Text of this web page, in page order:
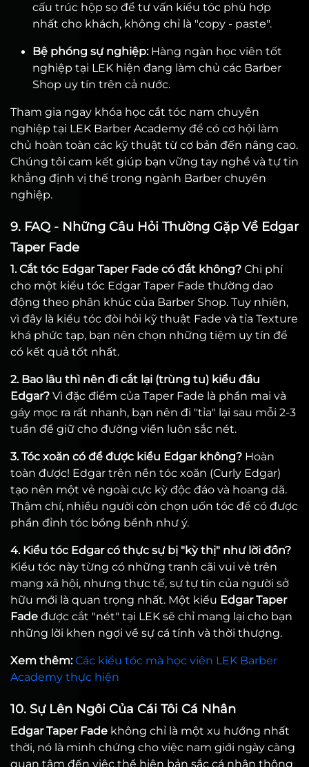
cấu trúc hộp sọ để tư vấn kiểu tóc phù hợp
nhất cho khách, không chỉ là "copy - paste".
Bệ phóng sự nghiệp:Hàng ngàn học viên tốt
nghiệp tại LEK hiện đang làm chủ các Barber
Shop uy tín trên cả nước.
Tham gia ngay khóa học cắt tóc nam chuyên
nghiệp tại LEK Barber Academy để có cơ hội làm
chủ hoàn toàn các kỹ thuật từ cơ bản đến nâng cao.
Chúng tôi cam kết giúp bạn vững tay nghề và tự tin
khẳng định vị thế trong ngành Barber chuyên
nghiệp.
9. FAQ - Những Câu Hỏi Thường Gặp Về Edgar
Taper Fade
1. Cắt tóc Edgar Taper Fade có đắt không? Chi phí
cho một kiểu tóc Edgar Taper Fade thường dao
động theo phân khúc của Barber Shop. Tuy nhiên,
vì đây là kiểu tóc đòi hỏi kỹ thuật Fade và tỉa Texture
khá phức tạp, bạn nên chọn những tiệm uy tín để
có kết quả tốt nhất.
2. Bao lâu thì nên đi cắt lại (trùng tu) kiểu đầu
Edgar? Vì đặc điểm của Taper Fade là phần mai và
gáy mọc ra rất nhanh, bạn nên đi "tỉa" lại sau mỗi 2-3
tuần để giữ cho đường viền luôn sắc nét.
3. Tóc xoăn có để được kiểu Edgar không? Hoàn
toàn được! Edgar trên nền tóc xoăn (Curly Edgar)
tạo nên một vẻ ngoài cực kỳ độc đáo và hoang dã.
Thậm chí, nhiều người còn chọn uốn tóc để có được
phần đỉnh tóc bồng bềnh như ý.
4. Kiểu tóc Edgar có thực sự bị "kỳ thị" như lời đồn?
Kiểu tóc này từng có những tranh cãi vui vẻ trên
mạng xã hội, nhưng thực tế, sự tự tin của người sở
hữu mới là quan trọng nhất. Một kiểu Edgar Taper
Fade được cắt "nét" tại LEK sẽ chỉ mang lại cho bạn
những lời khen ngợi về sự cá tính và thời thượng.
Xem thêm: Các kiểu tóc mà học viên LEK Barber
Academy thực hiện
10. Sự Lên Ngôi Của Cái Tôi Cá Nhân
Edgar Taper Fade không chỉ là một xu hướng nhất
thời, nó là minh chứng cho việc nam giới ngày càng
quan tâm đến việc thể hiện bản sắc cá nhân thông